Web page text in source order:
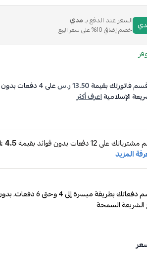
السعر عند الدفع بـمدي
خصم إضافي 10% على سعر البيع
فاتورتك بقيمة13.50 ر.س على4دفعات بدون
الإسلاميةاعرف أكثر
قسم دفعاتك بطريقة
السمحة